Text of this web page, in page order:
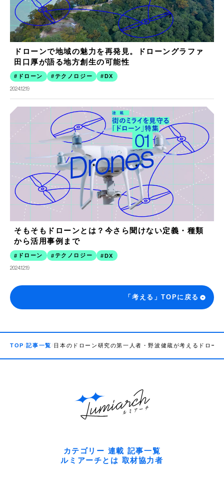
ドローンで地域の魅力を再発見。ドローングラファ
田口厚が語る地方創生の可能性
ドローン テクノロジー DX
2024.12.19
そもそもドローンとは？今さら聞けない定義・種類
から活用事例まで
ドローン テクノロジー DX
2024.12.19
「考える」TOPに戻る
TOP 記事一覧 日本のドローン研究の第一人者・野波健蔵が考えるドロー
カテゴリー 連載 記事一覧
ルミアーチとは 取材協力者